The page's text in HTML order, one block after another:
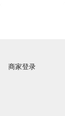
商家登录